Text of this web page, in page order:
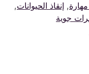
, إنقاذ الحيوانات,
جوية